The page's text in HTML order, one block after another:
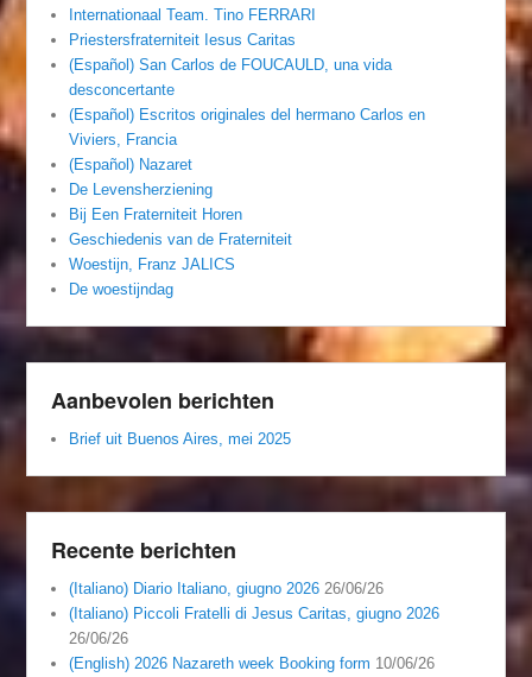
Internationaal Team. Tino FERRARI
Priestersfraterniteit Iesus Caritas
(Español) San Carlos de FOUCAULD, una vida
desconcertante
(Español) Escritos originales del hermano Carlos en
Viviers, Francia
(Español) Nazaret
De Levensherziening
Bij Een Fraterniteit Horen
Geschiedenis van de Fraterniteit
Woestijn, Franz JALICS
De woestijndag
Aanbevolen berichten
Brief uit Buenos Aires, mei 2025
Recente berichten
(Italiano) Diario Italiano, giugno 2026 26/06/26
(Italiano) Piccoli Fratelli di Jesus Caritas, giugno 2026
26/06/26
(English) 2026 Nazareth week Booking form 10/06/26